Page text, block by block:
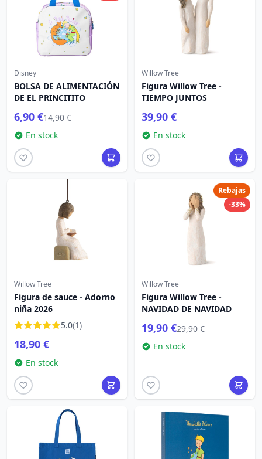
Disney
BOLSA DE ALIMENTACIÓN
DE EL PRINCITITO
6,90 €14,90 €
En stock
Willow Tree
Figura Willow Tree -
TIEMPO JUNTOS
39,90 €
En stock
Willow Tree
Figura de sauce - Adorno
niña 2026
5.0(1)
18,90 €
En stock
Rebajas
-33%
Willow Tree
Figura Willow Tree -
NAVIDAD DE NAVIDAD
19,90 €29,90 €
En stock